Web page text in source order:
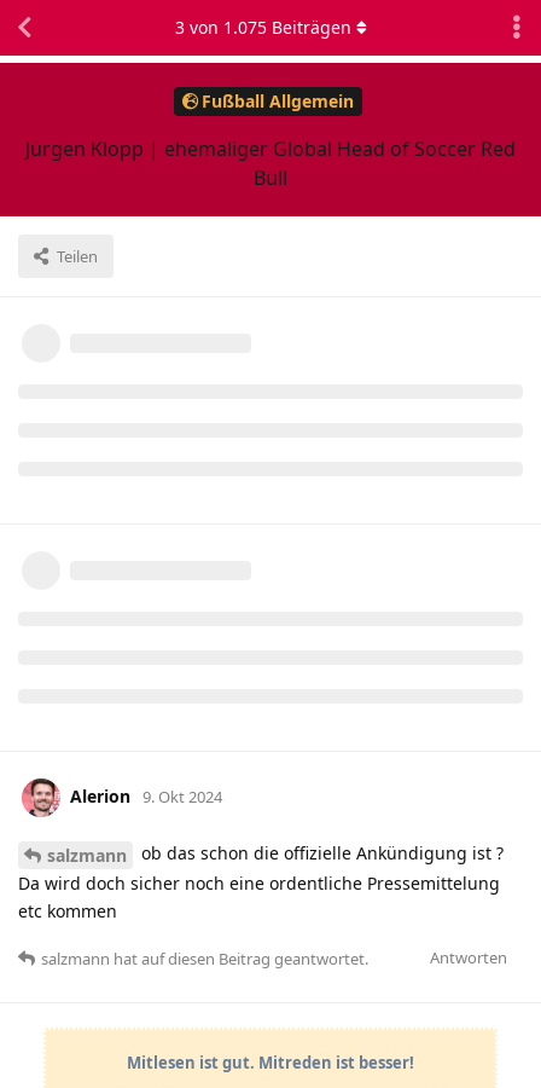
Fußball Allgemein
Jürgen Klopp | ehemaliger Global Head of Soccer Red
Bull
Teilen
3von 1.075Beiträgen
Alerion 9. Okt 2024
salzmann
ob das schon die offizielle Ankündigung ist ?
Da wird doch sicher noch eine ordentliche Pressemittelung
etc kommen
Antworten
salzmann hatauf diesen Beitrag geantwortet.
Mitlesen ist gut. Mitreden ist besser!